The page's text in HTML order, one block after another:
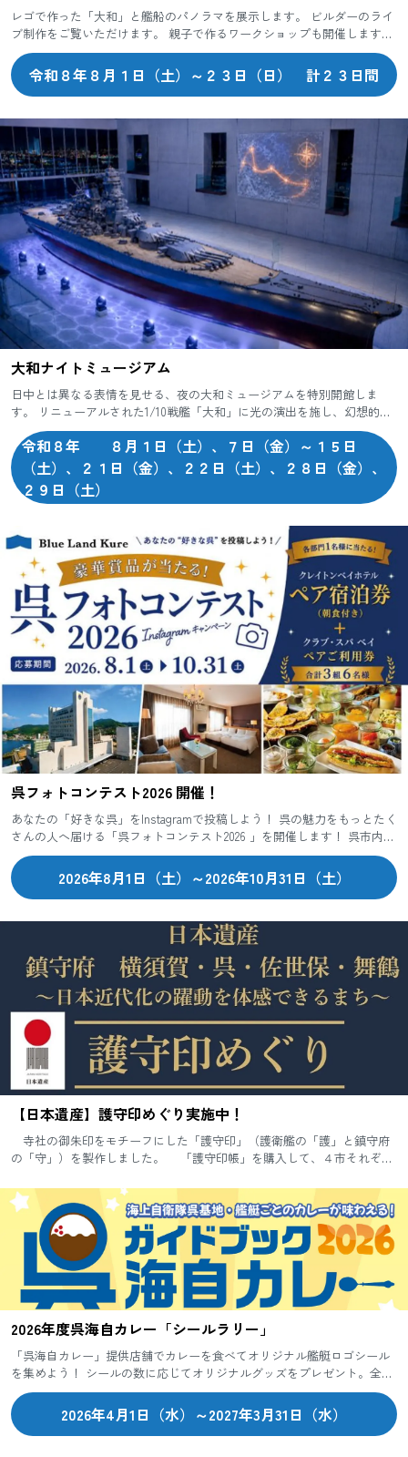
レゴで作った「大和」と艦船のパノラマを展示します。 ビルダーのライ
ブ制作をご覧いただけます。 親子で作るワークショップも開催します。
令和８年８月１日（土）～２３日（日） 計２３日間
大和ナイトミュージアム
日中とは異なる表情を見せる、夜の大和ミュージアムを特別開館しま
す。 リニューアルされた1/10戦艦「大和」に光の演出を施し、幻想的な
大和の世界へ誘います。
令和８年 ８月１日（土）、７日（金）～１５日
（土）、２１日（金）、２２日（土）、２８日（金）、
２９日（土）
呉フォトコンテスト2026 開催！
あなたの「好きな呉」をInstagramで投稿しよう！ 呉の魅力をもっとたく
さんの人へ届ける「呉フォトコンテスト2026 」を開催します！ 呉市内で
撮影した、とっておきの一枚をInstagram...
2026年8月1日（土）～2026年10月31日（土）
【日本遺産】護守印めぐり実施中！
寺社の御朱印をモチーフにした「護守印」（護衛艦の「護」と鎮守府
の「守」）を製作しました。 「護守印帳」を購入して、４市それぞれ
印」...
2026年度呉海自カレー「シールラリー」
「呉海自カレー」提供店舗でカレーを食べてオリジナル艦艇ロゴシール
を集めよう！ シールの数に応じてオリジナルグッズをプレゼント。全店
舗制覇すると豪華賞品が！コンプリート目指して食べまくろう！
2026年4月1日（水）～2027年3月31日（水）